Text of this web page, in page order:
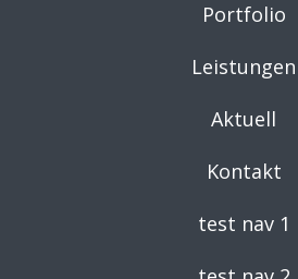
Portfolio
Leistungen
Aktuell
Kontakt
test nav 1